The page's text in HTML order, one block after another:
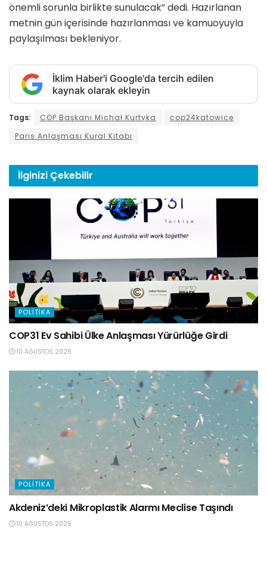
önemli sorunla birlikte sunulacak” dedi. Hazırlanan
metnin gün içerisinde hazırlanması ve kamuoyuyla
paylaşılması bekleniyor.
İklim Haber'i Google'da tercih edilen
kaynak olarak ekleyin
Tags: COP Başkanı Michał Kurtyka
cop24katowice
Paris Anlaşması Kural Kitabı
İlginizi Çekebilir
POLITIKA
COP31 Ev Sahibi Ülke Anlaşması Yürürlüğe Girdi
10 AĞUSTOS 2026
POLITIKA
Akdeniz’deki Mikroplastik Alarmı Meclise Taşındı
10 AĞUSTOS 2026